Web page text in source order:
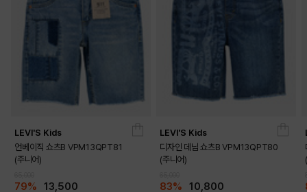
LEVI'S Kids
언베이직 쇼츠B VPM13QPT81
(주니어)
79% 13,500
LEVI'S Kids
디자인 데님 쇼츠B VPM13QPT80
(주니어)
83% 10,800